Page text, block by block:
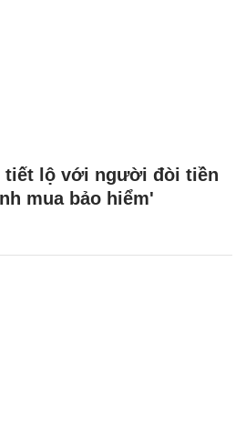
tiết lộ với người đòi tiền
mua bảo hiểm'